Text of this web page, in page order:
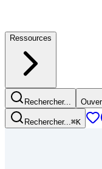
Ressources
Rechercher...
Rechercher...⌘K